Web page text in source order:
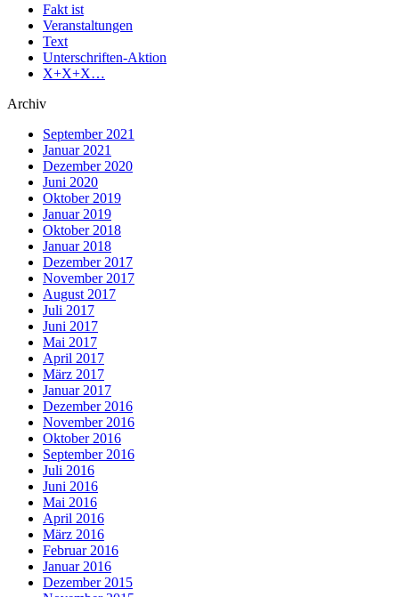
Fakt ist
Veranstaltungen
Text
Unterschriften-Aktion
X+X+X…
Archiv
September 2021
Januar 2021
Dezember 2020
Juni 2020
Oktober 2019
Januar 2019
Oktober 2018
Januar 2018
Dezember 2017
November 2017
August 2017
Juli 2017
Juni 2017
Mai 2017
April 2017
März 2017
Januar 2017
Dezember 2016
November 2016
Oktober 2016
September 2016
Juli 2016
Juni 2016
Mai 2016
April 2016
März 2016
Februar 2016
Januar 2016
Dezember 2015